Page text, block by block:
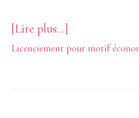
[Lire plus…]
Licenciement pour motif